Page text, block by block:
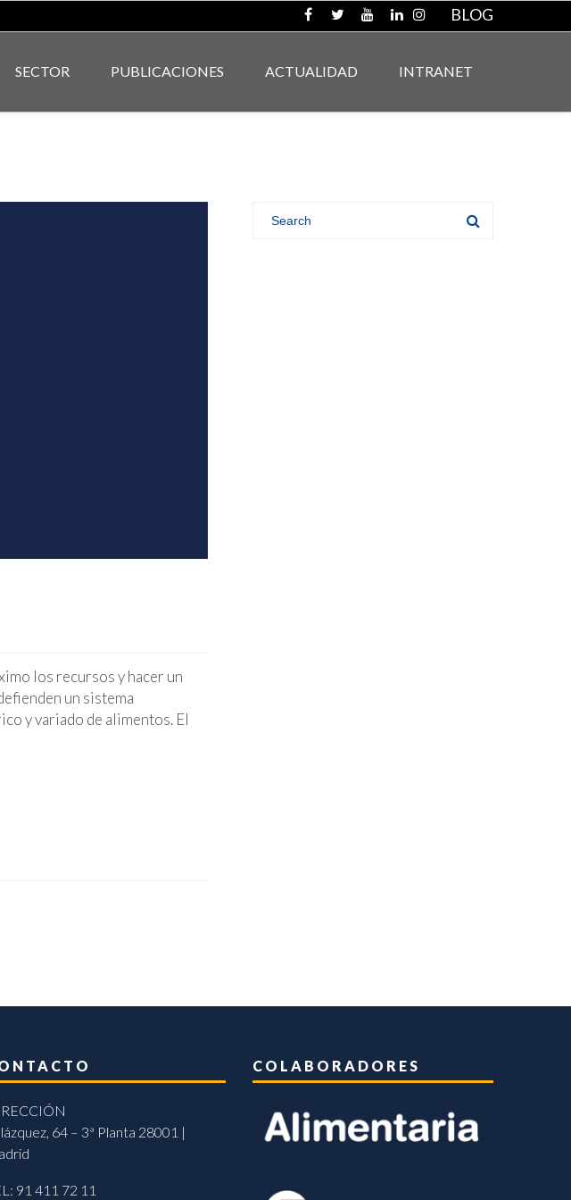
BLOG
SECTOR PUBLICACIONES ACTUALIDAD INTRANET
los recursos y hacer un
un sistema
y variado de alimentos. El
64 – 3ª Planta 28001 |
91 411 72 11
COLABORADORES